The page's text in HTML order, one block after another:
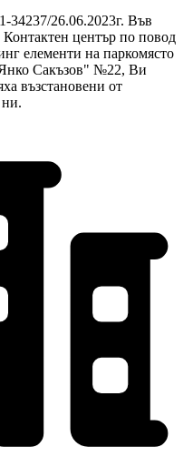
26.06.2023г. Във
Контактен център по повод
елементи на паркомясто
Сакъзов" №22, Ви
възстановени от